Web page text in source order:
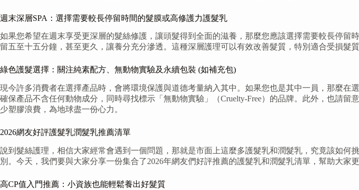
週末深層SPA：選擇需要較長停留時間的髮膜或高修護力護髮乳
如果您希望在週末享受更深層的髮絲修護，讓頭髮得到全面的滋養，那麼您應該選擇需要較長停
留五至十五分鐘，甚至更久，讓養分充分滲透。這種深層護理可以有效改善髮質，特別適合受損髮
綠色護髮選擇：關注純素配方、無動物實驗及永續包裝 (如補充包)
現今許多消費者在選擇產品時，會將環境保護與道德考量納入其中。如果您也是其中一員，那麼在
確保產品不含任何動物成分，同時尋找標示「無動物實驗」（Cruelty-Free）的品牌。此外，也請
少塑膠浪費，為地球盡一份心力。
2026網友好評護髮乳潤髮乳推薦清單
說到髮絲護理，相信大家經常會遇到一個問題，那就是市面上這麼多護髮乳和潤髮乳，究竟該如
別。今天，我們要與大家分享一份集合了2026年網友們好評推薦的護髮乳和潤髮乳清單，幫助大家
高CP值入門推薦：小資族也能輕鬆養出好髮質